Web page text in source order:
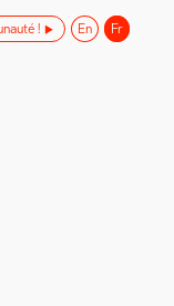
! En Fr